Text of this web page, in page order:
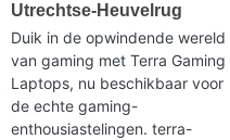
Utrechtse-Heuvelrug
Duik in de opwindende wereld
van gaming met Terra Gaming
Laptops, nu beschikbaar voor
de echte gaming-
enthousiastelingen. terra-